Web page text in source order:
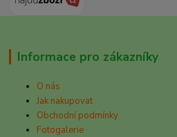
Informace pro zákazníky
O nás
Jak nakupovat
Obchodní podmínky
Fotogalerie